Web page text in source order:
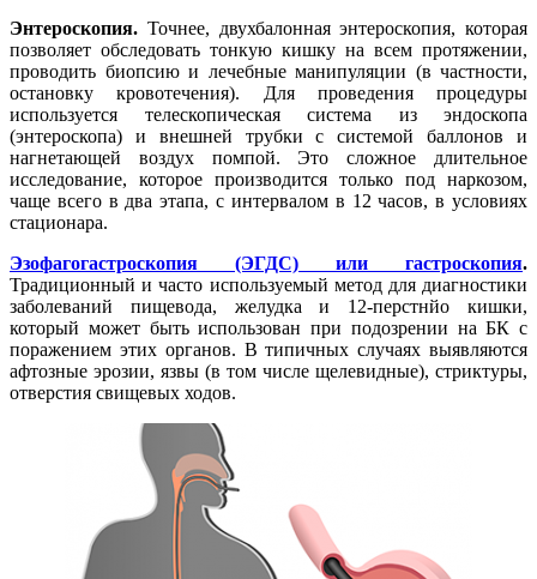
Энтероскопия. Точнее, двухбалонная энтероскопия, которая
позволяет обследовать тонкую кишку на всем протяжении,
проводить биопсию и лечебные манипуляции (в частности,
остановку кровотечения). Для проведения процедуры
используется телескопическая система из эндоскопа
(энтероскопа) и внешней трубки с системой баллонов и
нагнетающей воздух помпой. Это сложное длительное
исследование, которое производится только под наркозом,
чаще всего в два этапа, с интервалом в 12 часов, в условиях
стационара.
Эзофагогастроскопия (ЭГДС) или гастроскопия.
Традиционный и часто используемый метод для диагностики
заболеваний пищевода, желудка и 12-перстнйо кишки,
который может быть использован при подозрении на БК с
поражением этих органов. В типичных случаях выявляются
афтозные эрозии, язвы (в том числе щелевидные), стриктуры,
отверстия свищевых ходов.